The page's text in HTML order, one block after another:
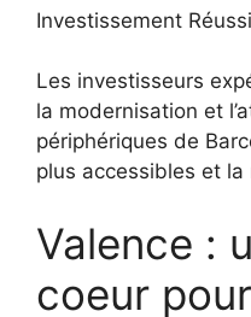
Investissement
Les investisseurs
la modernisation et
périphériques de
plus accessibles et
Valence : un choix de
coeur